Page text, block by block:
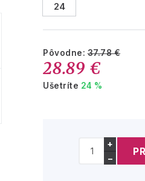
24
Pôvodne:37.78 €
28.89 €
Ušetríte 24 %
+
−